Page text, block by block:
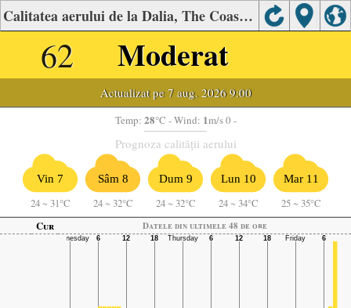
Calitatea aerului de la Dalia, The Coastal Plain
62 Moderat
Actualizat pe 7 aug. 2026 9:00
Temp: 28°C - Wind: 1m/s 0 -
Prognoza calității aerului
Vin 7
24 ~ 31°C
Sâm 8
24 ~ 32°C
Dum 9
24 ~ 32°C
Lun 10
24 ~ 34°C
Mar 11
25 ~ 35°C
Cur
Datele din ultimele 48 de ore